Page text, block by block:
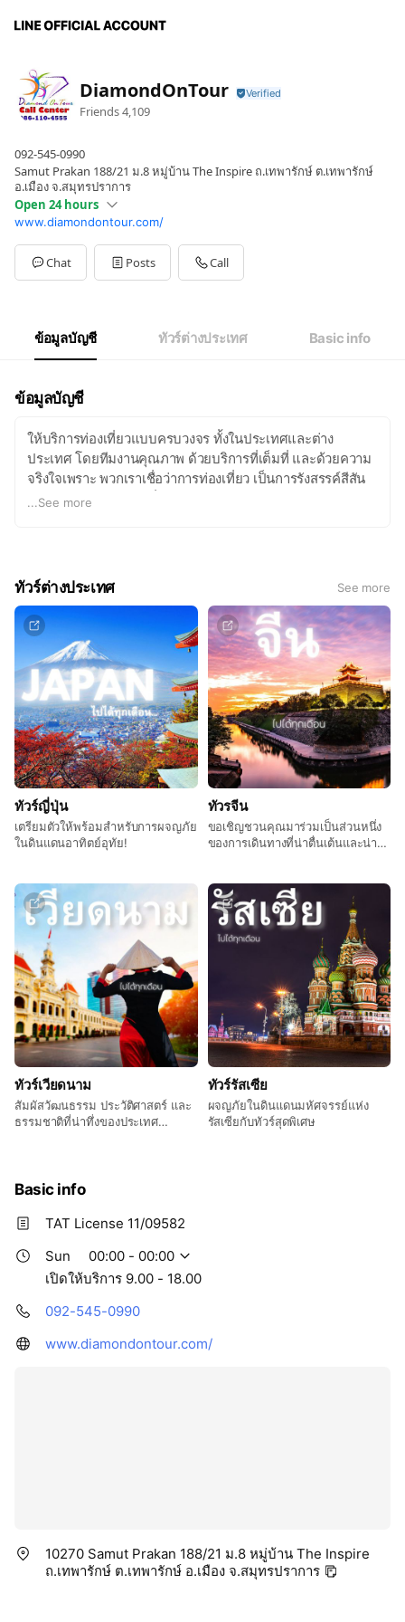
DiamondOnTour
Friends4,109
092-545-0990
Samut Prakan 188/21 ม.8 หมู่บ้าน The Inspire ถ.เทพารักษ์ ต.เทพารักษ์
อ.เมือง จ.สมุทรปราการ
Open 24 hours
Sun00:00 - 00:00
Mon00:00 - 00:00
Tue00:00 - 00:00
Wed00:00 - 00:00
00:00 - 00:00
เปิดให้บริการ 9.00 - 18.00
www.diamondontour.com/
Chat Posts Call
ข้อมูลบัญชี ทัวร์ต่างประเทศ Basic info
ข้อมูลบัญชี
ให้บริการท่องเที่ยวแบบครบวงจร ทั้งในประเทศและต่าง
ประเทศ โดยทีมงานคุณภาพ ด้วยบริการที่เต็มที่ และด้วยความ
จริงใจเพราะ พวกเราเชื่อว่าการท่องเที่ยว เป็นการรังสรรค์สีสัน
ให้กับชีวิตแก่ทุกท่าน เพื่อความประทับใจของลูกค้า พวกเราจึง
...See more
ทัวร์ต่างประเทศ See more
ทัวร์ญี่ปุ่น
เตรียมตัวให้พร้อมสำหรับการผจญภัย
ในดินแดนอาทิตย์อุทัย!
ทัวรจีน
ขอเชิญชวนคุณมาร่วมเป็นส่วนหนึ่ง
ของการเดินทางที่น่าตื่นเต้นและน่า
ทัวร์เวียดนาม
สัมผัสวัฒนธรรม ประวัติศาสตร์ และ
ธรรมชาติที่น่าทึ่งของประเทศ
ทัวร์รัสเซีย
ผจญภัยในดินแดนมหัศจรรย์แห่ง
รัสเซียกับทัวร์สุดพิเศษ
Basic info
TAT License 11/09582
Sun
00:00 - 00:00
เปิดให้บริการ 9.00 - 18.00
092-545-0990
www.diamondontour.com/
10270 Samut Prakan 188/21 ม.8 หมู่บ้าน The Inspire
ถ.เทพารักษ์ ต.เทพารักษ์ อ.เมือง จ.สมุทรปราการ